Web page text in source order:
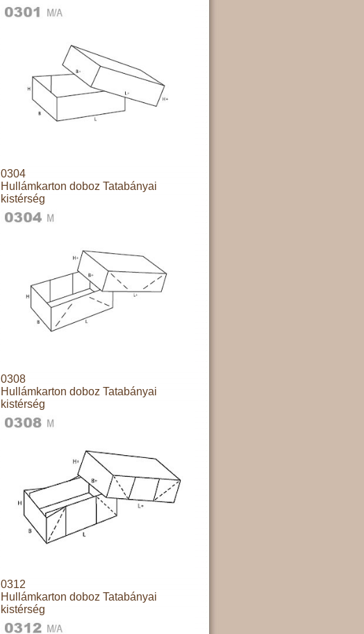
0304
Hullámkarton doboz Tatabányai
kistérség
0308
Hullámkarton doboz Tatabányai
kistérség
0312
Hullámkarton doboz Tatabányai
kistérség